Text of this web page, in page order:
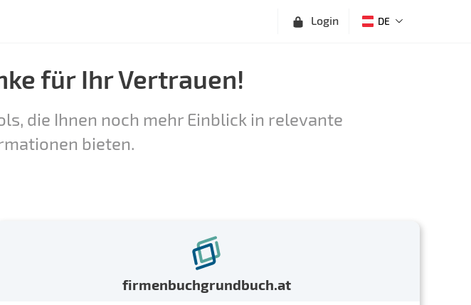
Login DE
für Ihr Vertrauen!
die Ihnen noch mehr Einblick in relevante
bieten.
firmenbuchgrundbuch.at